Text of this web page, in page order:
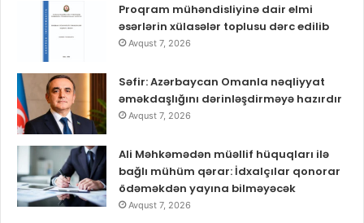
Proqram mühəndisliyinə dair elmi
əsərlərin xülasələr toplusu dərc edilib
Avqust 7, 2026
Səfir: Azərbaycan Omanla nəqliyyat
əməkdaşlığını dərinləşdirməyə hazırdır
Avqust 7, 2026
Ali Məhkəmədən müəllif hüquqları ilə
bağlı mühüm qərar: İdxalçılar qonorar
ödəməkdən yayına bilməyəcək
Avqust 7, 2026